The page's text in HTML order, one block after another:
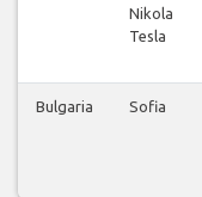
Nikola
Tesla
Bulgaria Sofia